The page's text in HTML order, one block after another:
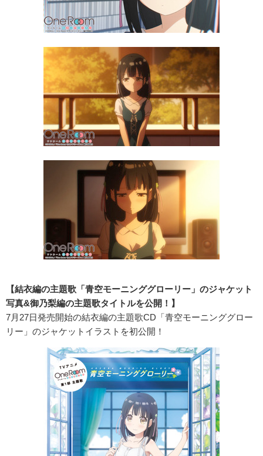
【結衣編の主題歌「青空モーニンググローリー」のジャケット
写真&御乃梨編の主題歌タイトルを公開！】
7月27日発売開始の結衣編の主題歌CD「青空モーニンググロー
リー」のジャケットイラストを初公開！